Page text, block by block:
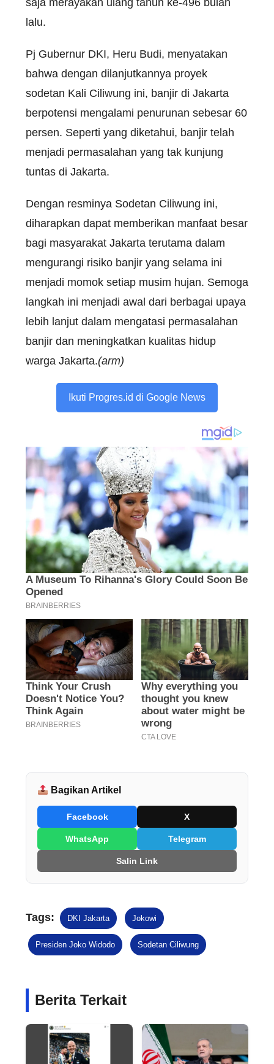
saja merayakan ulang tahun ke-496 bulan
lalu.
Pj Gubernur DKI, Heru Budi, menyatakan
bahwa dengan dilanjutkannya proyek
sodetan Kali Ciliwung ini, banjir di Jakarta
berpotensi mengalami penurunan sebesar 60
persen. Seperti yang diketahui, banjir telah
menjadi permasalahan yang tak kunjung
tuntas di Jakarta.
Dengan resminya Sodetan Ciliwung ini,
diharapkan dapat memberikan manfaat besar
bagi masyarakat Jakarta terutama dalam
mengurangi risiko banjir yang selama ini
menjadi momok setiap musim hujan. Semoga
langkah ini menjadi awal dari berbagai upaya
lebih lanjut dalam mengatasi permasalahan
banjir dan meningkatkan kualitas hidup
warga Jakarta.(arm)
Ikuti Progres.id di Google News
Bagikan Artikel
Facebook X
WhatsApp Telegram
Salin Link
Tags: DKI Jakarta Jokowi
Presiden Joko Widodo Sodetan Ciliwung
Berita Terkait